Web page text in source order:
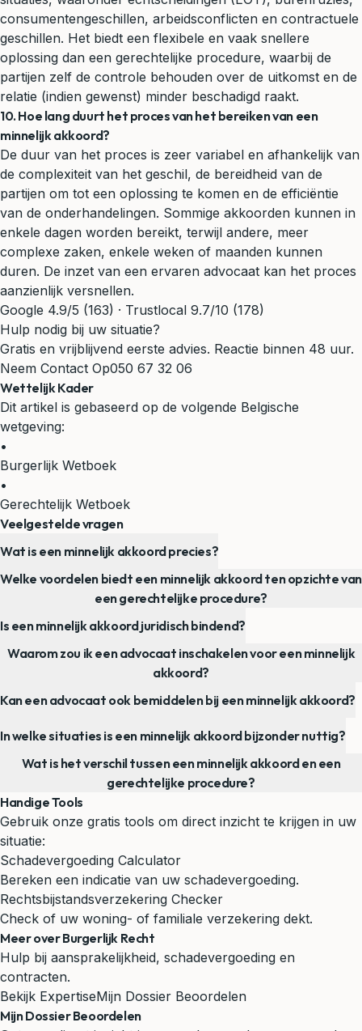
consumentengeschillen, arbeidsconflicten en contractuele
geschillen. Het biedt een flexibele en vaak snellere
oplossing dan een gerechtelijke procedure, waarbij de
partijen zelf de controle behouden over de uitkomst en de
relatie (indien gewenst) minder beschadigd raakt.
10. Hoe lang duurt het proces van het bereiken van een
minnelijk akkoord?
De duur van het proces is zeer variabel en afhankelijk van
de complexiteit van het geschil, de bereidheid van de
partijen om tot een oplossing te komen en de efficiëntie
van de onderhandelingen. Sommige akkoorden kunnen in
enkele dagen worden bereikt, terwijl andere, meer
complexe zaken, enkele weken of maanden kunnen
duren. De inzet van een ervaren advocaat kan het proces
aanzienlijk versnellen.
Google 4.9/5 (163) · Trustlocal 9.7/10 (178)
Hulp nodig bij uw situatie?
Gratis en vrijblijvend eerste advies. Reactie binnen 48 uur.
Neem Contact Op050 67 32 06
Wettelijk Kader
Dit artikel is gebaseerd op de volgende Belgische
wetgeving:
•
Burgerlijk Wetboek
•
Gerechtelijk Wetboek
Veelgestelde vragen
Wat is een minnelijk akkoord precies?
Welke voordelen biedt een minnelijk akkoord ten opzichte van
een gerechtelijke procedure?
Is een minnelijk akkoord juridisch bindend?
Waarom zou ik een advocaat inschakelen voor een minnelijk
akkoord?
Kan een advocaat ook bemiddelen bij een minnelijk akkoord?
In welke situaties is een minnelijk akkoord bijzonder nuttig?
Wat is het verschil tussen een minnelijk akkoord en een
gerechtelijke procedure?
Handige Tools
Gebruik onze gratis tools om direct inzicht te krijgen in uw
situatie:
Schadevergoeding Calculator
Bereken een indicatie van uw schadevergoeding.
Rechtsbijstandsverzekering Checker
Check of uw woning- of familiale verzekering dekt.
Meer over Burgerlijk Recht
Hulp bij aansprakelijkheid, schadevergoeding en
contracten.
Bekijk ExpertiseMijn Dossier Beoordelen
Mijn Dossier Beoordelen